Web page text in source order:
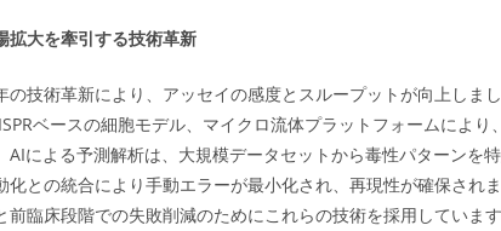
拡大を牽引する技術革新
の技術革新により、アッセイの感度とスループットが向上しま
ベースの細胞モデル、マイクロ流体プラットフォームによ
AIによる予測解析は、大規模データセットから毒性パターンを
化との統合により手動エラーが最小化され、再現性が確保され
前臨床段階での失敗削減のためにこれらの技術を採用していま